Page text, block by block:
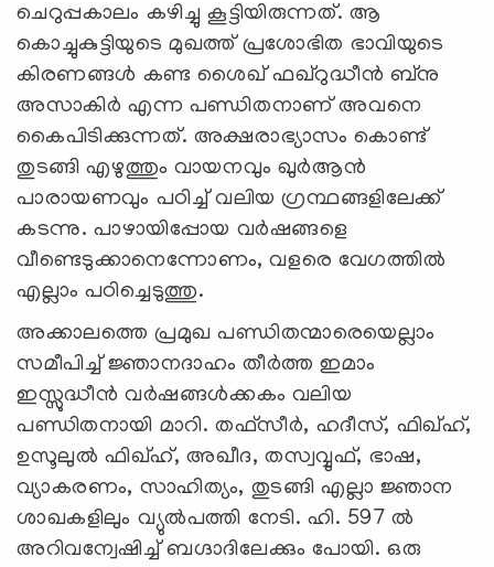
ചെറുപ്പകാലം കഴിച്ചു കൂട്ടിയിരുന്നത്. ആ
കൊച്ചുകുട്ടിയുടെ മുഖത്ത് പ്രശോഭിത ഭാവിയുടെ
കിരണങ്ങൾ കണ്ട ശൈഖ് ഫഖ്റുദ്ധീൻ ബ്നു
അസാകിർ എന്ന പണ്ഡിതനാണ് അവനെ
കൈപിടിക്കുന്നത്. അക്ഷരാഭ്യാസം കൊണ്ട്
തുടങ്ങി എഴുത്തും വായനവും ഖുർആൻ
പാരായണവും പഠിച്ച് വലിയ ഗ്രന്ഥങ്ങളിലേക്ക്
കടന്നു. പാഴായിപ്പോയ വർഷങ്ങളെ
വീണ്ടെടുക്കാനെന്നോണം, വളരെ വേഗത്തിൽ
എല്ലാം പഠിച്ചെടുത്തു.
അക്കാലത്തെ പ്രമുഖ പണ്ഡിതന്മാരെയെല്ലാം
സമീപിച്ച് ജ്ഞാനദാഹം തീർത്ത ഇമാം
ഇസ്സുദ്ധീൻ വർഷങ്ങൾക്കകം വലിയ
പണ്ഡിതനായി മാറി. തഫ്സീർ, ഹദീസ്, ഫിഖ്ഹ്,
ഉസൂലുൽ ഫിഖ്ഹ്, അഖീദ, തസ്വവ്വുഫ്, ഭാഷ,
വ്യാകരണം, സാഹിത്യം, തുടങ്ങി എല്ലാ ജ്ഞാന
ശാഖകളിലും വ്യുൽപത്തി നേടി. ഹി. 597 ൽ
അറിവന്വേഷിച്ച് ബഗ്ദാദിലേക്കും പോയി. ഒരു